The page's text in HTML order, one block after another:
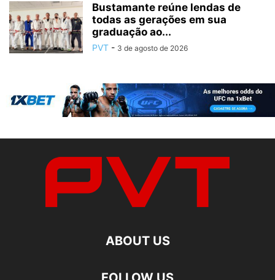
Bustamante reúne lendas de
todas as gerações em sua
graduação ao...
PVT - 3 de agosto de 2026
ABOUT US